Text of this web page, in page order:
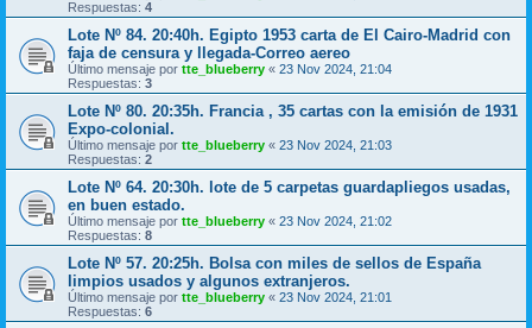
Respuestas: 4
Lote Nº 84. 20:40h. Egipto 1953 carta de El Cairo-Madrid con
faja de censura y llegada-Correo aereo
Último mensaje por tte_blueberry « 23 Nov 2024, 21:04
Respuestas: 3
Lote Nº 80. 20:35h. Francia , 35 cartas con la emisión de 1931
Expo-colonial.
Último mensaje por tte_blueberry « 23 Nov 2024, 21:03
Respuestas: 2
Lote Nº 64. 20:30h. lote de 5 carpetas guardapliegos usadas,
en buen estado.
Último mensaje por tte_blueberry « 23 Nov 2024, 21:02
Respuestas: 8
Lote Nº 57. 20:25h. Bolsa con miles de sellos de España
limpios usados y algunos extranjeros.
Último mensaje por tte_blueberry « 23 Nov 2024, 21:01
Respuestas: 6